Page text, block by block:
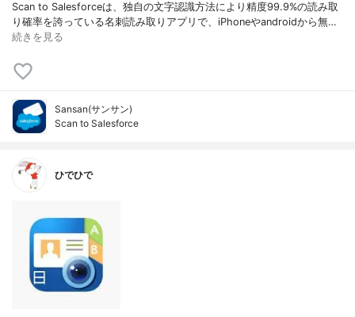
Scan to Salesforceは、独自の文字認識方法により精度99.9%の読み取
り確率を誇っている名刺読み取りアプリで、iPhoneやandroidから無…
続きを見る
Sansan(サンサン)
Scan to Salesforce
ひでひで